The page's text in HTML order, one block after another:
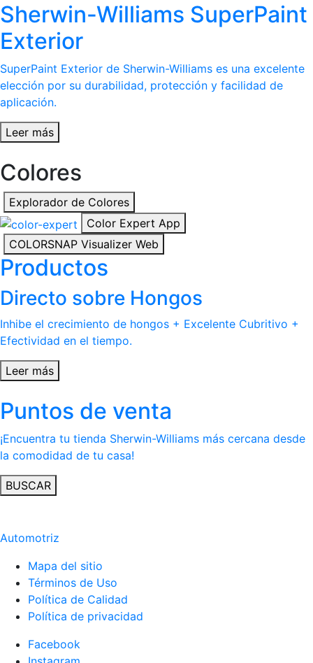
Sherwin-Williams SuperPaint
Exterior
SuperPaint Exterior de Sherwin-Williams es una excelente
elección por su durabilidad, protección y facilidad de
aplicación.
Leer más
Colores
Explorador de Colores
Color Expert App
COLORSNAP Visualizer Web
Productos
Directo sobre Hongos
Inhibe el crecimiento de hongos + Excelente Cubritivo +
Efectividad en el tiempo.
Leer más
Puntos de venta
¡Encuentra tu tienda Sherwin-Williams más cercana desde
la comodidad de tu casa!
BUSCAR
Automotriz
Mapa del sitio
Términos de Uso
Política de Calidad
Política de privacidad
Facebook